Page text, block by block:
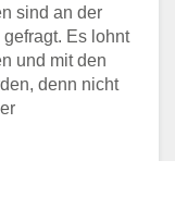
sind an der
Es lohnt
und mit den
denn nicht